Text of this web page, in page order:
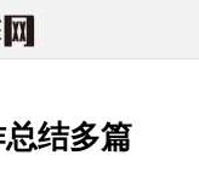
结多篇